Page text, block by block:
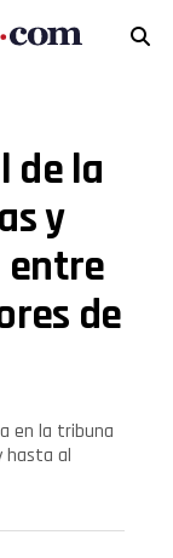
de la
y
entre
de
en la tribuna
hasta al